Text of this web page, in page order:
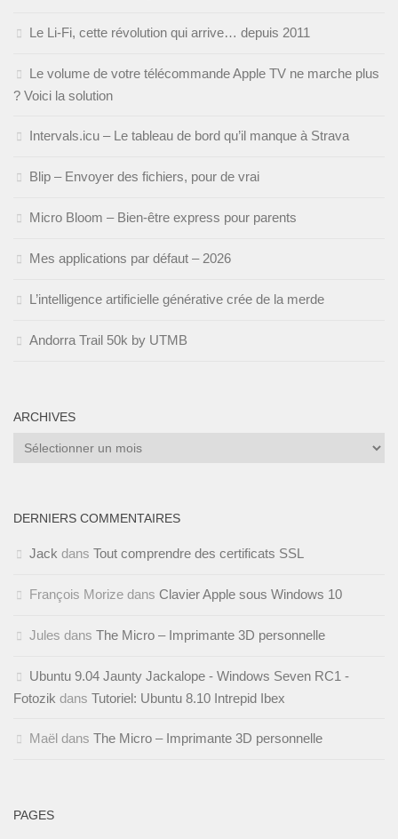
Le Li-Fi, cette révolution qui arrive… depuis 2011
Le volume de votre télécommande Apple TV ne marche plus
? Voici la solution
Intervals.icu – Le tableau de bord qu’il manque à Strava
Blip – Envoyer des fichiers, pour de vrai
Micro Bloom – Bien-être express pour parents
Mes applications par défaut – 2026
L’intelligence artificielle générative crée de la merde
Andorra Trail 50k by UTMB
ARCHIVES
Archives
DERNIERS COMMENTAIRES
Jack dans Tout comprendre des certificats SSL
François Morize dans Clavier Apple sous Windows 10
Jules dans The Micro – Imprimante 3D personnelle
Ubuntu 9.04 Jaunty Jackalope - Windows Seven RC1 -
Fotozik dans Tutoriel: Ubuntu 8.10 Intrepid Ibex
Maël dans The Micro – Imprimante 3D personnelle
PAGES